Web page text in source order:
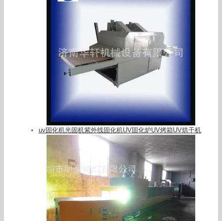
uv固化机光固机紫外线固化机UV固化炉UV烤箱UV烘干机